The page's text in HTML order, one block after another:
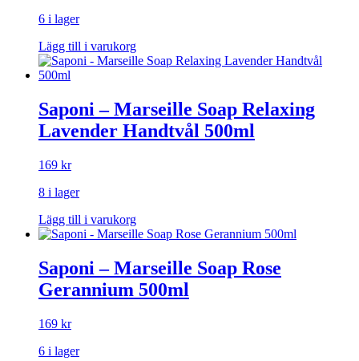
6 i lager
Lägg till i varukorg
Saponi – Marseille Soap Relaxing
Lavender Handtvål 500ml
169 kr
8 i lager
Lägg till i varukorg
Saponi – Marseille Soap Rose
Gerannium 500ml
169 kr
6 i lager